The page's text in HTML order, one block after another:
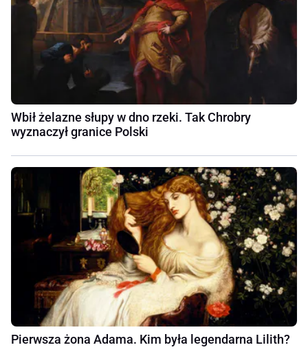
Wbił żelazne słupy w dno rzeki. Tak Chrobry
wyznaczył granice Polski
Pierwsza żona Adama. Kim była legendarna Lilith?